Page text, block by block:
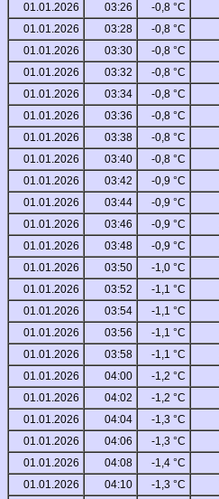
01.01.2026
03:26 -0,8 °C
01.01.2026
03:28 -0,8 °C
01.01.2026
03:30 -0,8 °C
01.01.2026
03:32 -0,8 °C
01.01.2026
03:34 -0,8 °C
01.01.2026
03:36 -0,8 °C
01.01.2026
03:38 -0,8 °C
01.01.2026
03:40 -0,8 °C
01.01.2026
03:42 -0,9 °C
01.01.2026
03:44 -0,9 °C
01.01.2026
03:46 -0,9 °C
01.01.2026
03:48 -0,9 °C
01.01.2026
03:50 -1,0 °C
01.01.2026
03:52 -1,1 °C
01.01.2026
03:54 -1,1 °C
01.01.2026
03:56 -1,1 °C
01.01.2026
03:58 -1,1 °C
01.01.2026
04:00 -1,2 °C
01.01.2026
04:02 -1,2 °C
01.01.2026
04:04 -1,3 °C
01.01.2026
04:06 -1,3 °C
01.01.2026
04:08 -1,4 °C
01.01.2026
04:10 -1,3 °C